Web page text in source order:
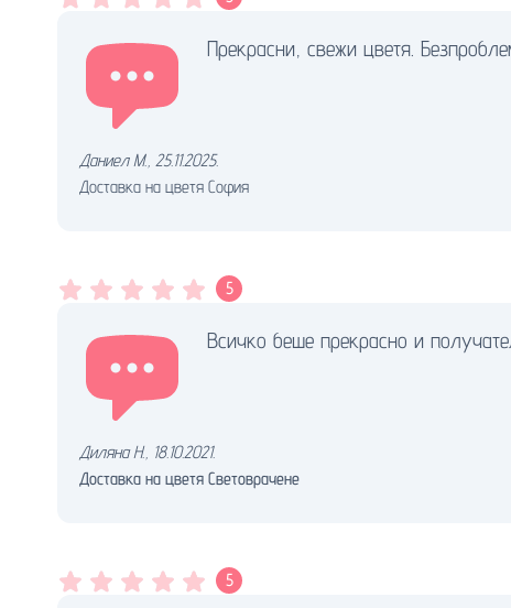
Прекрасни, свежи цветя.
Даниел М., 25.11.2025.
Доставка на цветя София
5
Всичко беше прекрасно и
Диляна Н., 18.10.2021.
Доставка на цветя Световрачене
5